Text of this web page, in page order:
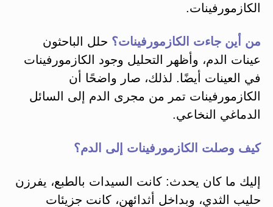
الكازمورفينات.
من أين جاءت الكازمورفينات؟ حلل الباحثون
عينات الدم، وأظهر التحليل وجود الكازمورفينات
في العينات أيضًا. لذلك، صار واضحًا أن
الكازمورفينات تمر من مجرى الدم إلى السائل
الدماغي النخاعي.
كيف وصلت الكازمورفينات إلى الدم؟
إليك ما كان يحدث: كانت السيدات بالطبع، يفرزن
حليب الثدي، وبداخل أثدائهن، كانت جزيئات